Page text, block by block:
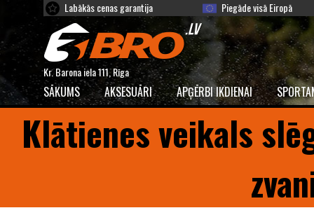
Labākās cenas garantija Piegāde visā Eiropā
Kr. Barona iela 111, Rīga
SĀKUMS AKSESUĀRI APĢĒRBI IKDIENAI
Klātienes veikals